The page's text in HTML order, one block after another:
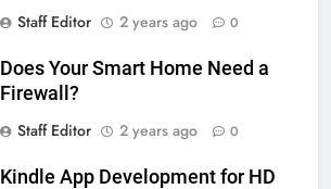
Staff Editor
2 years ago 0
Does Your Smart Home Need a
Firewall?
Staff Editor
2 years ago 0
Kindle App Development for HD